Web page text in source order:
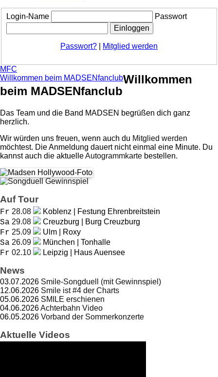
Login-Name Passwort
Passwort? Mitglied werden
MFC
Willkommen beim MADSENfanclubWillkommen
beim MADSENfanclub
Das Team und die Band MADSEN begrüßen dich ganz
herzlich.
Wir würden uns freuen, wenn auch du Mitglied werden
möchtest. Die Anmeldung dauert nicht einmal eine Minute. Du
kannst auch die aktuelleAutogrammkarte bestellen.
Auf Tour
Fr 28.08 Koblenz | Festung Ehrenbreitstein
Sa 29.08 Creuzburg | Burg Creuzburg
Fr 25.09 Ulm | Roxy
Sa 26.09 München | Tonhalle
Fr 02.10 Leipzig | Haus Auensee
News
03.07.2026 Smile-Songduell (mit Gewinnspiel)
12.06.2026 Smile ist #4 der Charts
05.06.2026 SMILE erschienen
04.06.2026Achterbahn Video
06.05.2026 Vorband der Sommerkonzerte
Aktuelle Videos